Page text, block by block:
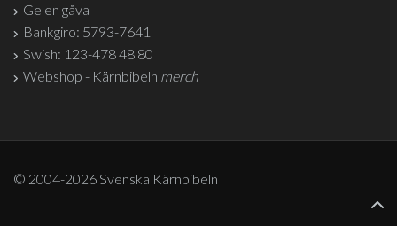
Ge en gåva
Bankgiro: 5793-7641
Swish: 123-478 48 80
Webshop - Kärnbibeln merch
© 2004-2026 Svenska Kärnbibeln